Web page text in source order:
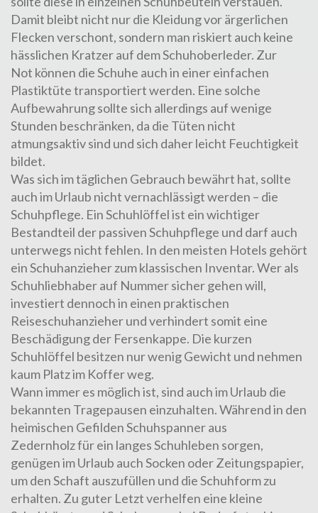
Damit bleibt nicht nur die Kleidung vor ärgerlichen
Flecken verschont, sondern man riskiert auch keine
hässlichen Kratzer auf dem Schuhoberleder. Zur
Not können die Schuhe auch in einer einfachen
Plastiktüte transportiert werden. Eine solche
Aufbewahrung sollte sich allerdings auf wenige
Stunden beschränken, da die Tüten nicht
atmungsaktiv sind und sich daher leicht Feuchtigkeit
bildet.
Was sich im täglichen Gebrauch bewährt hat, sollte
auch im Urlaub nicht vernachlässigt werden – die
Schuhpflege. Ein Schuhlöffel ist ein wichtiger
Bestandteil der passiven Schuhpflege und darf auch
unterwegs nicht fehlen. In den meisten Hotels gehört
ein Schuhanzieher zum klassischen Inventar. Wer als
Schuhliebhaber auf Nummer sicher gehen will,
investiert dennoch in einen praktischen
Reiseschuhanzieherund verhindert somit eine
Beschädigung der Fersenkappe. Die kurzen
Schuhlöffel besitzen nur wenig Gewicht und nehmen
kaum Platz im Koffer weg.
Wann immer es möglich ist, sind auch im Urlaub die
bekannten Tragepausen einzuhalten. Während in den
heimischen GefildenSchuhspanner aus
Zedernholzfür ein langes Schuhleben sorgen,
genügen im Urlaub auch Socken oder Zeitungspapier,
um den Schaft auszufüllen und die Schuhform zu
erhalten. Zu guter Letzt verhelfen eine kleine